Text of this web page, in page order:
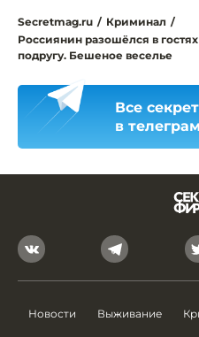
Secretmag.ru / Криминал /
Россиянин разошёлся в
подругу. Бешеное веселье
Все
в
Новости Выживание